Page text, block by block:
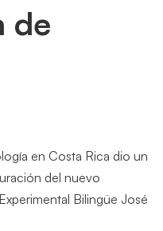
de
en Costa Rica dio un
del nuevo
Bilingüe José